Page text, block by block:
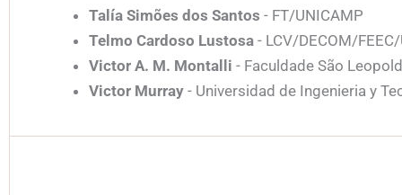
Talía Simões dos Santos - FT/UNICAMP
Telmo Cardoso Lustosa - LCV/DECOM/
Victor A. M. Montalli - Faculdade São
Victor Murray - Universidad de Ingenieria y